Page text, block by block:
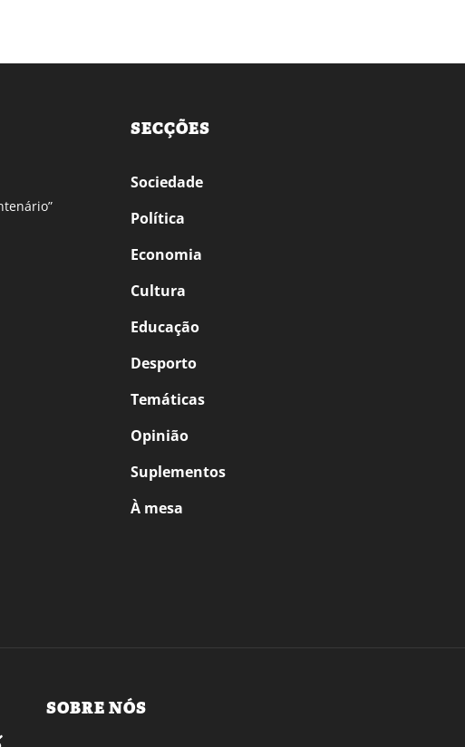
SECÇÕES
Sociedade
Política
Economia
Cultura
Educação
Desporto
Temáticas
Opinião
Suplementos
À mesa
SOBRE NÓS